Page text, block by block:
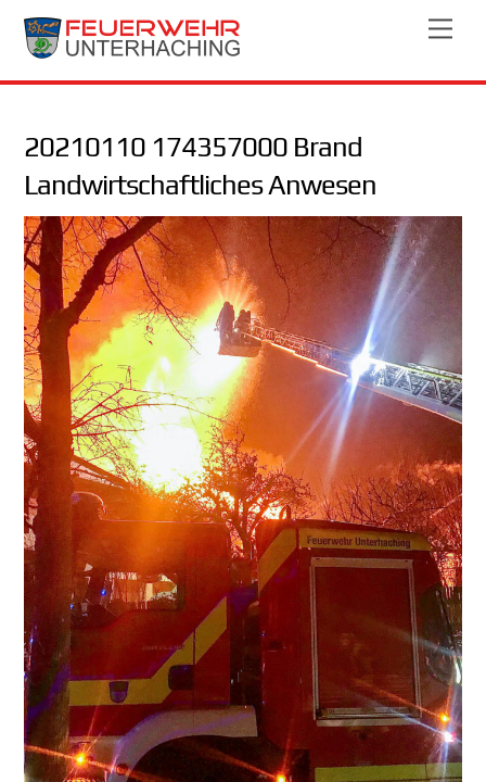
Skip
20210110 174357000 Brand
Landwirtschaftliches Anwesen